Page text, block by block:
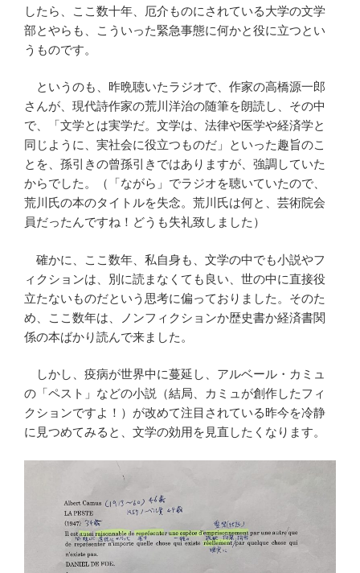
したら、ここ数十年、厄介ものにされている大学の文学
部とやらも、こういった緊急事態に何かと役に立つとい
うものです。
というのも、昨晩聴いたラジオで、作家の高橋源一郎
さんが、現代詩作家の荒川洋治の随筆を朗読し、その中
で、「文学とは実学だ。文学は、法律や医学や経済学と
同じように、実社会に役立つものだ」といった趣旨のこ
とを、孫引きの曾孫引きではありますが、強調していた
からでした。（「ながら」でラジオを聴いていたので、
荒川氏の本のタイトルを失念。荒川氏は何と、芸術院会
員だったんですね！どうも失礼致しました）
確かに、ここ数年、私自身も、文学の中でも小説やフ
ィクションは、別に読まなくても良い、世の中に直接役
立たないものだという思考に偏っておりました。そのた
め、ここ数年は、ノンフィクションか歴史書か経済書関
係の本ばかり読んで来ました。
しかし、疫病が世界中に蔓延し、アルベール・カミュ
の「ペスト」などの小説（結局、カミュが創作したフィ
クションですよ！）が改めて注目されている昨今を冷静
に見つめてみると、文学の効用を見直したくなります。